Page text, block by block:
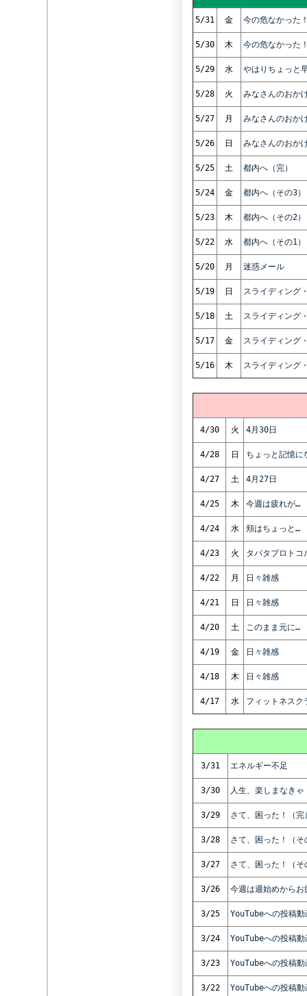
5/31 金 今の危なかった
5/30 木 今の危なかった
5/29 水 やはりちょっと
5/28 火 みなさんのおか
5/27 月 みなさんのおか
5/26 日 みなさんのおか
5/25 土 都内へ（完）
5/24 金 都内へ（その3）
5/23 木 都内へ（その2）
5/22 水 都内へ（その1）
5/20 月 迷惑メール
5/19 日 スライディング
5/18 土 スライディング
5/17 金 スライディング
5/16 木 スライディング
4/30 火 4月30日
4/28 日 ちょっと記憶に
4/27 土 4月27日
4/25 木 今週は疲れが…
4/24 水 頬はちょっと…
4/23 火 タバタプロトコ
4/22 月 日々雑感
4/21 日 日々雑感
4/20 土 このまま元に…
4/19 金 日々雑感
4/18 木 日々雑感
4/17 水 フィットネス
3/31 エネルギー不足
3/30 人生、楽しまなきゃ
3/29 さて、困った！（完
3/28 さて、困った！（そ
3/27 さて、困った！（そ
3/26 今週は週始めからお
3/25 YouTubeへの投稿動
3/24 YouTubeへの投稿
3/23 YouTubeへの投稿
3/22 YouTubeへの投稿